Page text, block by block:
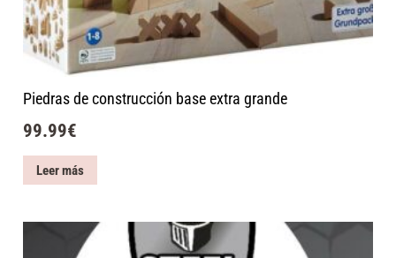
Piedras de construcción base extra grande
99.99€
Leer más